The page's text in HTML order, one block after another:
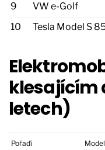
9
VW e-Golf
10
Tesla Model S
klesajícím
letech)
Pořadí Model